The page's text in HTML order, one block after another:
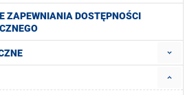
ZAPEWNIANIA DOSTĘPNOŚCI